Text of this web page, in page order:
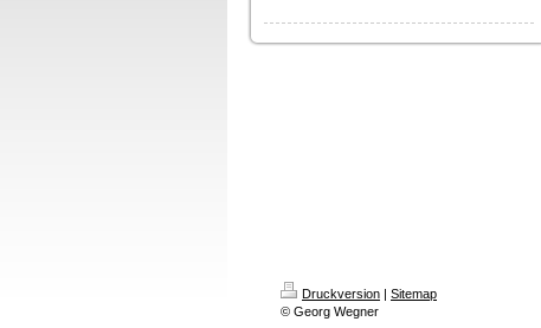
Druckversion | Sitemap
© Georg Wegner